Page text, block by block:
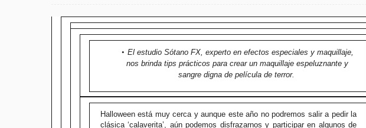
El estudio Sótano FX, experto en efectos especiales y maquillaje,
nos brinda tips prácticos para crear un maquillaje espeluznante y
sangre digna de película de terror.
Halloween está muy cerca y aunque este año no podremos salir a pedir la
clásica ‘calaverita’, aún podemos disfrazarnos y participar en algunos de